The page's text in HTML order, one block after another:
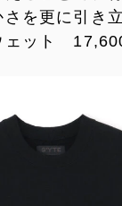
を更に引き立
ェット